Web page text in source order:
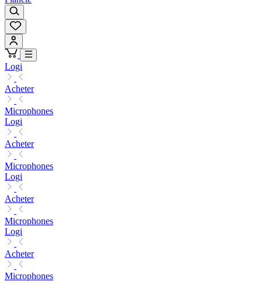
Logi
Acheter
Microphones
Logi
Acheter
Microphones
Logi
Acheter
Microphones
Logi
Acheter
Microphones